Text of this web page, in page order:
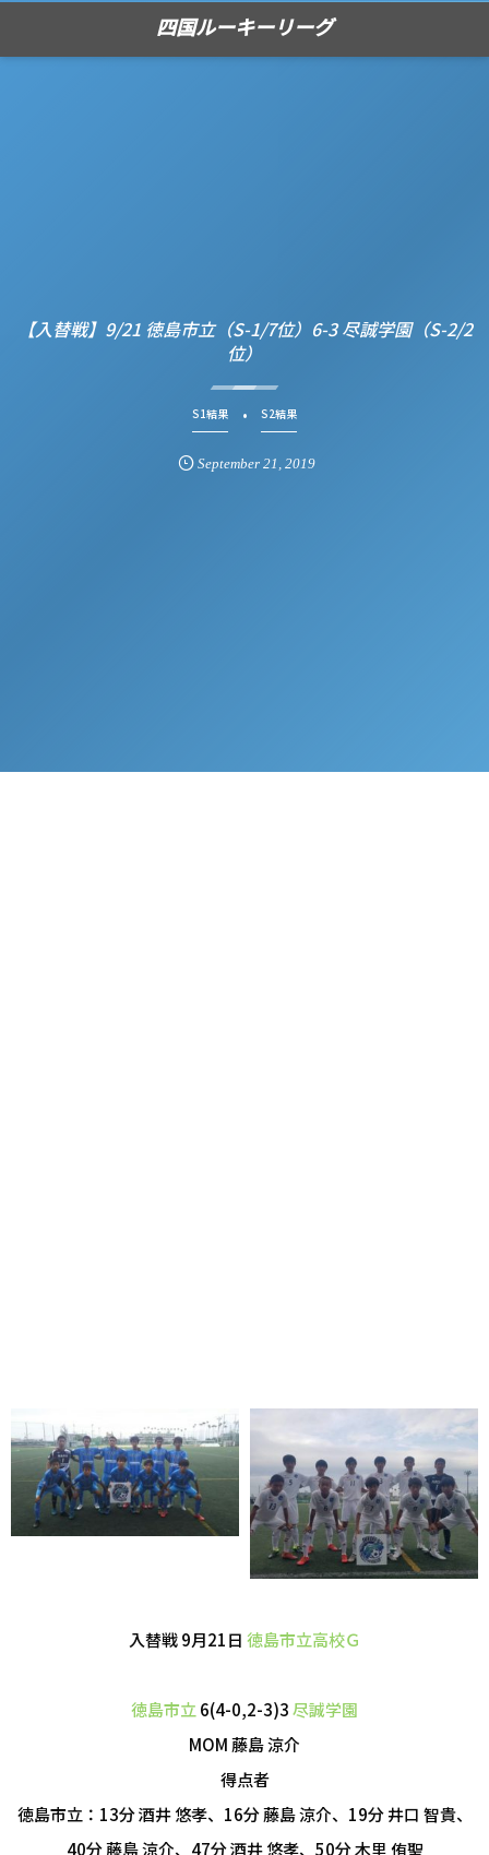
四国ルーキーリーグ
【入替戦】9/21 徳島市立（S-1/7位）6-3 尽誠学園（S-2/2
位）
S1結果 S2結果
September 21 2019
入替戦 9月21日 徳島市立高校Ｇ
徳島市立6(4-0,2-3)3尽誠学園
MOM 藤島 涼介
得点者
徳島市立：13分 酒井 悠孝、16分 藤島 涼介、19分 井口 智貴、
40分 藤島 涼介、47分 酒井 悠孝、50分 木里 侑聖